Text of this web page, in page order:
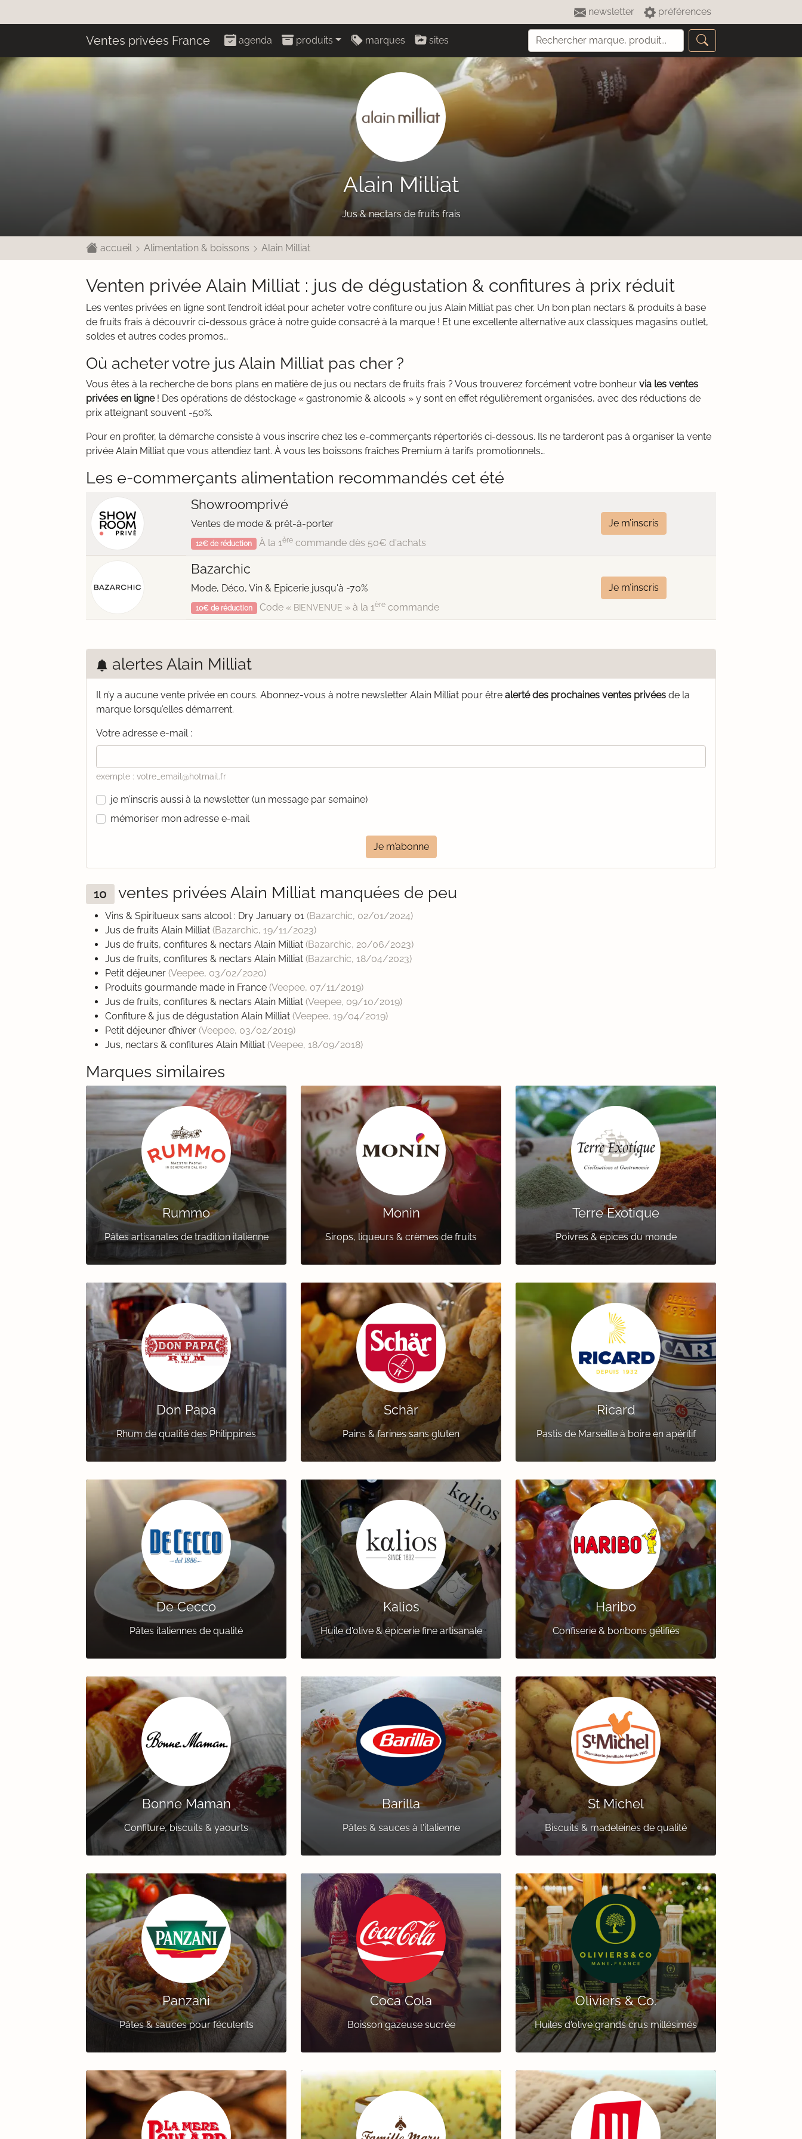
newsletter préférences
Ventes privées France agenda produits marques sites
Alain Milliat
Jus & nectars de fruits frais
accueil Alimentation & boissons Alain Milliat
Venten privée Alain Milliat : jus de dégustation & confitures à prix réduit
Les ventes privées en ligne sont l’endroit idéal pour acheter votre confiture ou jus Alain Milliat pas cher. Un bon plan nectars & produits à base
de fruits frais à découvrir ci-dessous grâce à notre guide consacré à la marque ! Et une excellente alternative aux classiques magasins outlet,
soldes et autres codes promos…
Où acheter votre jus Alain Milliat pas cher ?
Vous êtes à la recherche de bons plans en matière de jus ou nectars de fruits frais ? Vous trouverez forcément votre bonheur via les ventes
privées en ligne! Des opérations de déstockage « gastronomie & alcools » y sont en effet régulièrement organisées, avec des réductions de
prix atteignant souvent -50%.
Pour en profiter, la démarche consiste à vous inscrire chez les e-commerçants répertoriés ci-dessous. Ils ne tarderont pas à organiser la vente
privée Alain Milliat que vous attendiez tant. À vous les boissons fraîches Premium à tarifs promotionnels…
Les e-commerçants alimentation recommandés cet été
Showroomprivé
Ventes de mode & prêt-à-porter
12€ de réduction À la 1èrecommande dès 50€ d'achats
Je m’inscris
Bazarchic
Mode, Déco, Vin & Epicerie jusqu'à -70%
10€ de réduction Code « BIENVENUE » à la 1èrecommande
Je m’inscris
alertes Alain Milliat
Il n’y a aucune vente privée en cours. Abonnez-vous à notre newsletter Alain Milliat pour être alerté des prochaines ventes privées de la
marque lorsqu’elles démarrent.
Votre adresse e-mail :
exemple : votre_email@hotmail.fr
je m’inscris aussi à la newsletter (un message par semaine)
mémoriser mon adresse e-mail
Je m’abonne
10 ventes privées Alain Milliat manquées de peu
Vins & Spiritueux sans alcool : Dry January 01 (Bazarchic, 02/01/2024)
Jus de fruits Alain Milliat (Bazarchic, 19/11/2023)
Jus de fruits, confitures & nectars Alain Milliat (Bazarchic, 20/06/2023)
Jus de fruits, confitures & nectars Alain Milliat (Bazarchic, 18/04/2023)
Petit déjeuner (Veepee, 03/02/2020)
Produits gourmande made in France (Veepee, 07/11/2019)
Jus de fruits, confitures & nectars Alain Milliat (Veepee, 09/10/2019)
Confiture & jus de dégustation Alain Milliat (Veepee, 19/04/2019)
Petit déjeuner d’hiver (Veepee, 03/02/2019)
Jus, nectars & confitures Alain Milliat (Veepee, 18/09/2018)
Marques similaires
Rummo
Pâtes artisanales de tradition italienne
Monin
Sirops, liqueurs & crèmes de fruits
Terre Exotique
Poivres & épices du monde
Don Papa
Rhum de qualité des Philippines
Schär
Pains & farines sans gluten
Ricard
Pastis de Marseille à boire en apéritif
De Cecco
Pâtes italiennes de qualité
Kalios
Huile d'olive & épicerie fine artisanale
Haribo
Confiserie & bonbons gélifiés
Bonne Maman
Confiture, biscuits & yaourts
Barilla
Pâtes & sauces à l'italienne
St Michel
Biscuits & madeleines de qualité
Panzani
Pâtes & sauces pour féculents
Coca Cola
Boisson gazeuse sucrée
Oliviers & Co.
Huiles d'olive grands crus millésimés